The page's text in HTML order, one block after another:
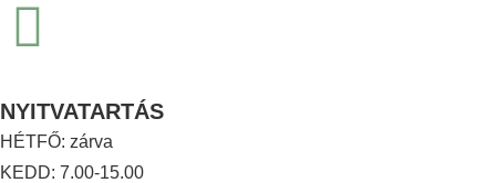
NYITVATARTÁS
HÉTFŐ: zárva
KEDD: 7.00-15.00